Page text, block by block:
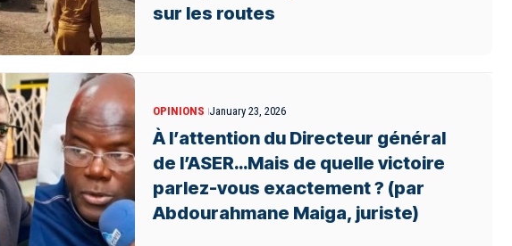
sur les routes
OPINIONS January 23, 2026
À l’attention du Directeur général
de l’ASER…Mais de quelle victoire
parlez-vous exactement ? (par
Abdourahmane Maiga, juriste)